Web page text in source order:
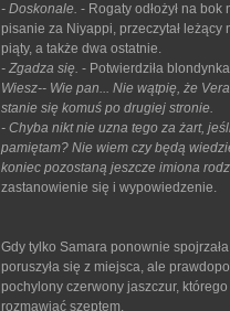
- Doskonale. - Rogaty odłożył na
pisanie za Niyappi, przeczytał
piąty, a także dwa ostatnie.
- Zgadza się. - Potwierdziła
Wiesz-- Wie pan... Nie wątpię, że
stanie się komuś po drugiej stronie.
- Chyba nikt nie uzna tego za żart,
pamiętam? Nie wiem czy będą
koniec pozostaną jeszcze imiona
zastanowienie się i wypowiedzenie.
Gdy tylko Samara ponownie
poruszyła się z miejsca, ale
pochylony czerwony jaszczur,
rozmawiać szeptem.